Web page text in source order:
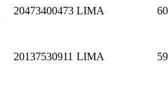
20473400473 LIMA
20137530911 LIMA